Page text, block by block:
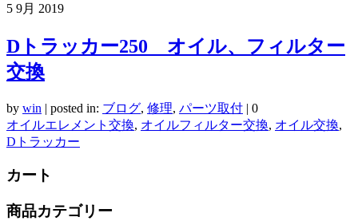
5 9月 2019
Dトラッカー250 オイル、フィルター
交換
by win | posted in: ブログ, 修理, パーツ取付 | 0
オイルエレメント交換, オイルフィルター交換, オイル交換,
Dトラッカー
カート
商品カテゴリー